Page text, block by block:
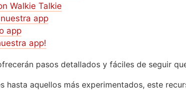
Walkie Talkie
app
app
app!
pasos detallados y fáciles de seguir
hasta aquellos más experimentados, este